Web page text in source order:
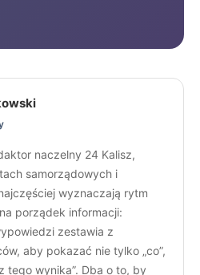
naczelny 24 Kalisz,
samorządowych i
wyznaczają rytm
porządek informacji:
zestawia z
aby pokazać nie tylko „co”,
tego wynika”. Dba o to, by